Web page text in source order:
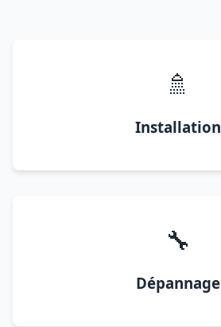
🚿
Installation
🔧
Dépannage